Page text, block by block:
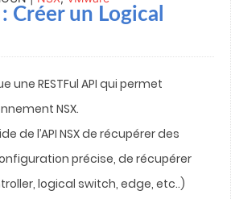
Créer un Logical
une RESTFul API qui permet
NSX.
de l’API NSX de récupérer des
précise, de récupérer
logical switch, edge, etc..)